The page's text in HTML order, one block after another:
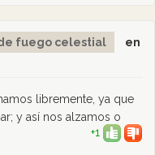
fuego celestial
en
libremente, ya que
y así nos alzamos o
+1